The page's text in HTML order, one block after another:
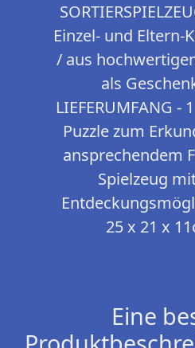
Einzel- und Eltern-
/ aus
als
LIEFERUMFANG -
Puzzle zum
ansprechendem
Spielzeug
25 x 21 x
Eine